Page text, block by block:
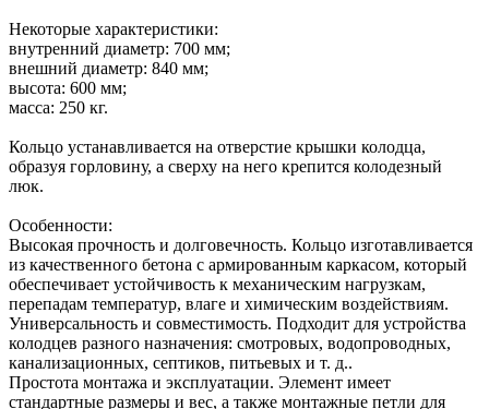
Некоторые характеристики:
внутренний диаметр: 700 мм;
внешний диаметр: 840 мм;
высота: 600 мм;
масса: 250 кг.
Кольцо устанавливается на отверстие крышки колодца,
образуя горловину, а сверху на него крепится колодезный
люк.
Особенности:
Высокая прочность и долговечность. Кольцо изготавливается
из качественного бетона с армированным каркасом, который
обеспечивает устойчивость к механическим нагрузкам,
перепадам температур, влаге и химическим воздействиям.
Универсальность и совместимость. Подходит для устройства
колодцев разного назначения: смотровых, водопроводных,
канализационных, септиков, питьевых и т. д..
Простота монтажа и эксплуатации. Элемент имеет
стандартные размеры и вес, а также монтажные петли для